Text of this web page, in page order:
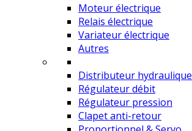
Moteur électrique
Relais électrique
Variateur électrique
Autres
Distributeur hydraulique
Régulateur débit
Régulateur pression
Clapet anti-retour